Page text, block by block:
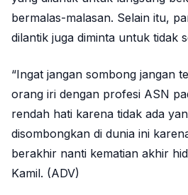
bermalas-malasan. Selain itu,
dilantik juga diminta untuk tidak
“Ingat jangan sombong jangan
orang iri dengan profesi ASN
rendah hati karena tidak ada
disombongkan di dunia ini
berakhir nanti kematian akhir
Kamil. (ADV)